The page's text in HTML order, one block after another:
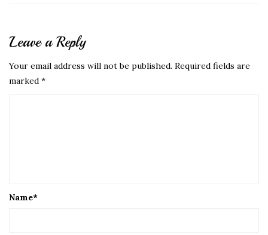
Leave a Reply
Your email address will not be published. Required fields are
marked *
Name*